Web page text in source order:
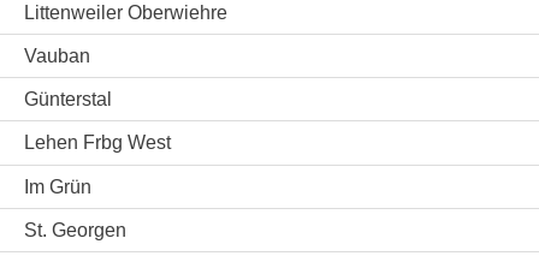
Littenweiler Oberwiehre
Vauban
Günterstal
Lehen Frbg West
Im Grün
St. Georgen